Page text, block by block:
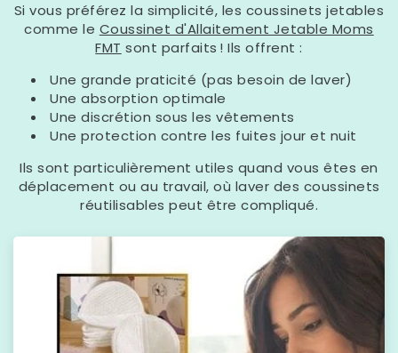
Si vous préférez la simplicité, les coussinets jetables
comme le Coussinet d'Allaitement Jetable Moms
FMT sont parfaits ! Ils offrent :
Une grande praticité (pas besoin de laver)
Une absorption optimale
Une discrétion sous les vêtements
Une protection contre les fuites jour et nuit
Ils sont particulièrement utiles quand vous êtes en
déplacement ou au travail, où laver des coussinets
réutilisables peut être compliqué.